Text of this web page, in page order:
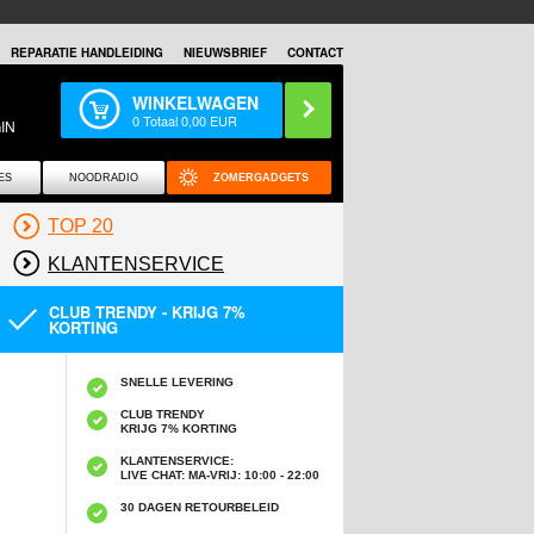
REPARATIE HANDLEIDING NIEUWSBRIEF CONTACT
WINKELWAGEN
0Totaal0,00 EUR
NOODRADIO ZOMERGADGETS
TOP 20
KLANTENSERVICE
CLUB TRENDY - KRIJG 7%
KORTING
SNELLE LEVERING
CLUB TRENDY
KRIJG 7% KORTING
KLANTENSERVICE:
LIVE CHAT: MA-VRIJ: 10:00 - 22:00
30 DAGEN RETOURBELEID